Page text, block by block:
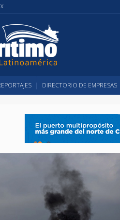
DIRECTORIO DE EMPRESAS